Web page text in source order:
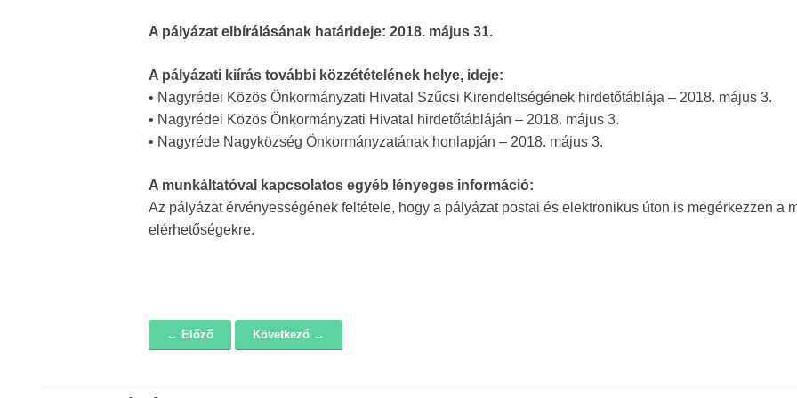
A pályázat elbírálásának határideje: 2018. május 31.
A pályázati kiírás további közzétételének helye, ideje:
• Nagyrédei Közös Önkormányzati Hivatal Szűcsi Kirendeltségének hirdetőtáblája – 2018. május 3.
• Nagyrédei Közös Önkormányzati Hivatal hirdetőtábláján – 2018. május 3.
• Nagyréde Nagyközség Önkormányzatának honlapján – 2018. május 3.
A munkáltatóval kapcsolatos egyéb lényeges információ:
Az pályázat érvényességének feltétele, hogy a pályázat postai és elektronikus úton is megérkezzen a
elérhetőségekre.
← Előző Következő →